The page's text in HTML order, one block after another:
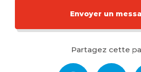
Envoyer un
Partagez cette
Facebook